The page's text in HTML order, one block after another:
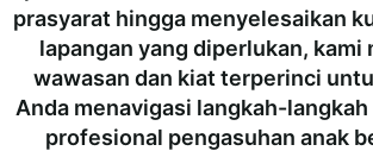
prasyarat hingga menyelesaikan
lapangan yang diperlukan, kami
wawasan dan kiat terperinci
Anda menavigasi langkah-
profesional pengasuhan anak